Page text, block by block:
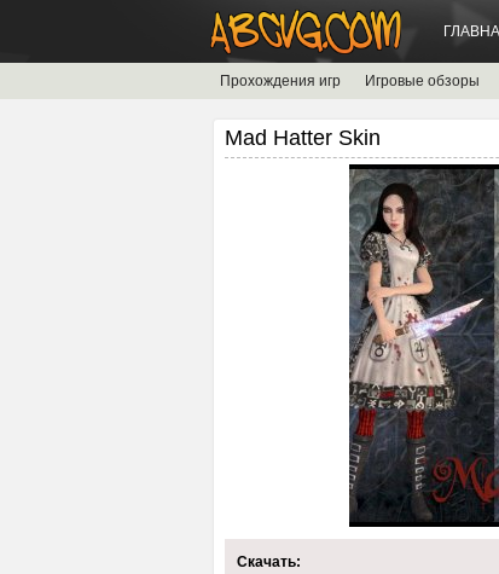
Прохождения игр Игровые обзоры
Mad Hatter Skin
Скачать: